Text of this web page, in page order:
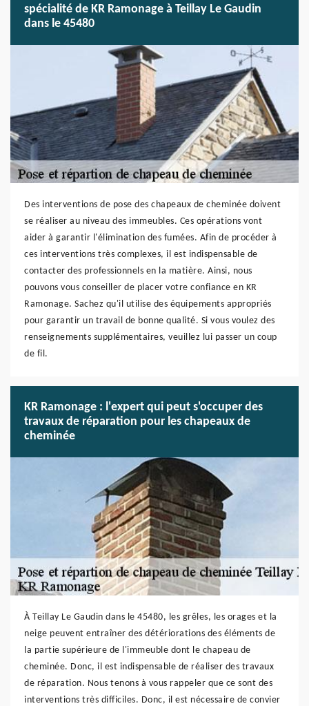
spécialité de KR Ramonage à Teillay Le Gaudin
dans le 45480
Des interventions de pose des chapeaux de cheminée doivent
se réaliser au niveau des immeubles. Ces opérations vont
aider à garantir l'élimination des fumées. Afin de procéder à
ces interventions très complexes, il est indispensable de
contacter des professionnels en la matière. Ainsi, nous
pouvons vous conseiller de placer votre confiance en KR
Ramonage. Sachez qu'il utilise des équipements appropriés
pour garantir un travail de bonne qualité. Si vous voulez des
renseignements supplémentaires, veuillez lui passer un coup
de fil.
KR Ramonage : l'expert qui peut s'occuper des
travaux de réparation pour les chapeaux de
cheminée
À Teillay Le Gaudin dans le 45480, les grêles, les orages et la
neige peuvent entraîner des détériorations des éléments de
la partie supérieure de l'immeuble dont le chapeau de
cheminée. Donc, il est indispensable de réaliser des travaux
de réparation. Nous tenons à vous rappeler que ce sont des
interventions très difficiles. Donc, il est nécessaire de convier